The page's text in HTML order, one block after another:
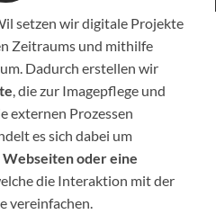
setzen wir digitale Projekte
Zeitraums und mithilfe
Dadurch erstellen wir
, die zur Imagepflege und
externen Prozessen
es sich dabei um
oder eine
die Interaktion mit der
vereinfachen.